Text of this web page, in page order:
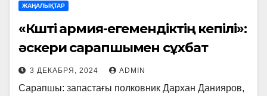
ЖАҢАЛЫҚТАР
«Күшті армия-егемендіктің кепілі»:
әскери сарапшымен сұхбат
3 ДЕКАБРЯ, 2024 ADMIN
Сарапшы: запастағы полковник Дархан Данияров,